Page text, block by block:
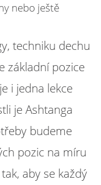
nebo ještě
techniku dechu
základní pozice
i jedna lekce
je Ashtanga
budeme
pozic na míru
aby se každý